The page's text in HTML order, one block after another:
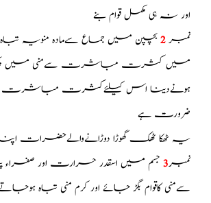
اور نہ ہی مکمل قوام بنے
نمبر2بچپن میں جماع سےماده منویہ تباه
میں کثرت مباشرت سےمنی میں
ہونےدینا اس کیلئےکثرت مباشرت
ضرورت ہے
یہ ٹھکا ٹھک گھوڑا دوڑانےوالےحضرات اپنا
نمبر3 جسم میں اسقدر حرارت اور
سےمنی کاقوام بگڑ جائے اور کرم منی تباه